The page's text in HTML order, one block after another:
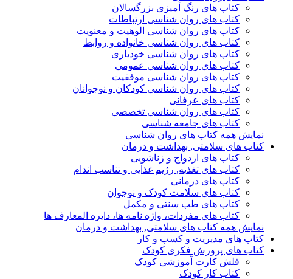
کتاب های رنگ آمیزی بزرگسالان
کتاب های روان شناسی ارتباطات
کتاب های روان شناسی الوهیت و معنویت
کتاب های روان شناسی خانواده و روابط
کتاب های روان شناسی خودیاری
کتاب های روان شناسی عمومی
کتاب های روان شناسی موفقیت
کتاب های روان شناسی کودکان و نوجوانان
کتاب های عرفانی
کتاب های روان شناسی تخصصی
کتاب های جامعه شناسی
نمایش همه کتاب های روان شناسی
کتاب های سلامتی, بهداشت و درمان
کتاب های ازدواج و زناشویی
کتاب های تغذیه, رژیم غذایی و تناسب اندام
کتاب های درمانی
کتاب های سلامت کودک و نوجوان
کتاب های طب سنتی و مکمل
کتاب های مفردات، واژه نامه ها، دایره المعارف ها
نمایش همه کتاب های سلامتی, بهداشت و درمان
کتاب های مدیریت و کسب و کار
کتاب های پرورش فکری کودک
فلش کارت آموزشی کودک
کتاب کار کودک